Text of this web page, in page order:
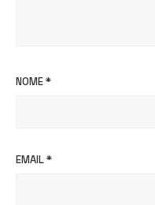
NOME*
EMAIL*